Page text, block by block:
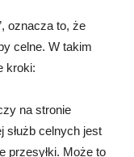
oznacza to, że
celne. W takim
kroki:
na stronie
służb celnych jest
przesyłki. Może to